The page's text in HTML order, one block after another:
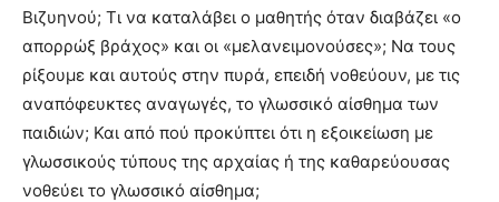
Βιζυηνού; Τι να καταλάβει ο μαθητής όταν διαβάζει «ο
απορρώξ βράχος» και οι «μελανειμονούσες»; Να τους
ρίξουμε και αυτούς στην πυρά, επειδή νοθεύουν, με τις
αναπόφευκτες αναγωγές, το γλωσσικό αίσθημα των
παιδιών; Και από πού προκύπτει ότι η εξοικείωση με
γλωσσικούς τύπους της αρχαίας ή της καθαρεύουσας
νοθεύει το γλωσσικό αίσθημα;